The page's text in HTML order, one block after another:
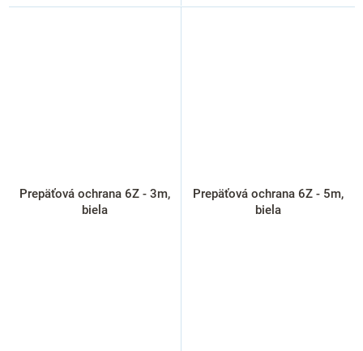
Prepäťová ochrana 6Z - 3m,
biela
Prepäťová ochrana 6Z - 5m,
biela